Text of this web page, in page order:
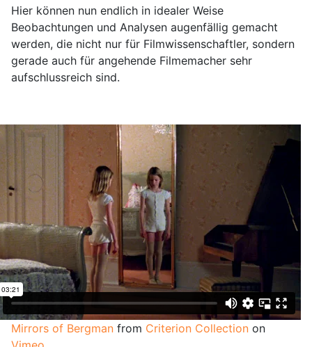
Hier können nun endlich in idealer Weise
Beobachtungen und Analysen augenfällig gemacht
werden, die nicht nur für Filmwissenschaftler, sondern
gerade auch für angehende Filmemacher sehr
aufschlussreich sind.
Mirrors of Bergman from Criterion Collection on